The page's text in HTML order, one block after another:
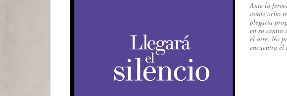
Ante la
reúne ocho
plegaria
en su centro
el aire. No
encuentra el